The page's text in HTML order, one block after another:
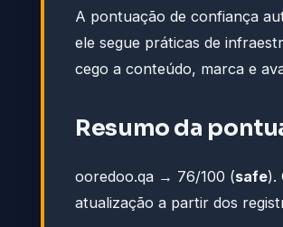
A pontuação de confiança
ele segue práticas de
cego a conteúdo, marca e
Resumo da
ooredoo.qa → 76/100 (safe).
atualização a partir dos